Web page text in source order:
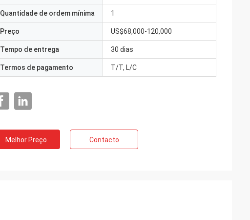
Quantidade de ordem mínima 1
Preço US$68,000-120,000
Tempo de entrega 30 dias
Termos de pagamento T/T, L/C
Melhor Preço Contacto